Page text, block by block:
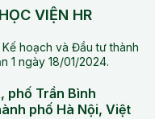
VIỆN HR
hoạch và Đầu tư thành
1 ngày 18/01/2024.
phố Trần Bình
phố Hà Nội, Việt